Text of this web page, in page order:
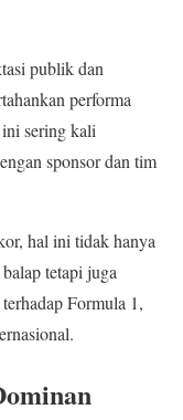
publik dan
performa
sering kali
sponsor dan tim
hal ini tidak hanya
tetapi juga
Formula 1,